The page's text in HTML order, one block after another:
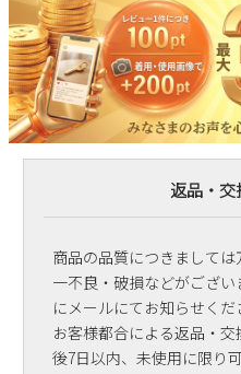
返品・交
商品の品質につきまして
一不良・破損などがござ
にメールにてお知らせくだ
お客様都合による返品・
後7日以内、未使用に限り可